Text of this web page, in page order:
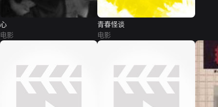
心
电影
青春怪谈
电影